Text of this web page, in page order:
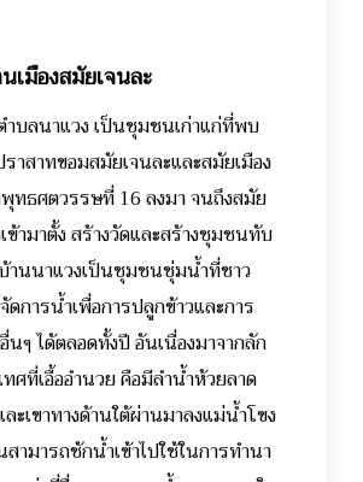
เมืองสมัยเจนละ
ำบลนาแวง เป็นชุมชนเก่าแก่ที่พบ
าสาทขอมสมัยเจนละและสมัยเมือง
ทธศตวรรษที่ 16 ลงมา จนถึงสมัย
ข้ามาตั้ง สร้างวัดและสร้างชุมชนทับ
านนาแวงเป็นชุมชนชุ่มน้ำที่ชาว
การน้ำเพื่อการปลูกข้าวและการ
ๆ ได้ตลอดทั้งปี อันเนื่องมาจากลัก
ศที่เอื้ออำนวย คือมีลำน้ำห้วยลาด
ะเขาทางด้านใต้ผ่านมาลงแม่น้ำโขง
ามารถชักน้ำเข้าไปใช้ในการทำนา